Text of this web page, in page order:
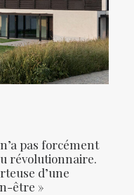
pas forcément
révolutionnaire.
d’une
être »